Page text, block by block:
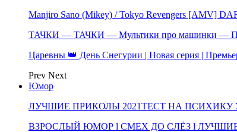
Manjiro Sano (Mikey) / Tokyo Revengers [AMV]
ТАЧКИ — ТАЧКИ — Мультики про машинки —
Царевны 👑 День Снегурии | Новая серия |
Prev Next
Юмор
ЛУЧШИЕ ПРИКОЛЫ 2021ТЕСТ НА ПСИХИКУ
ВЗРОСЛЫЙ ЮМОР l СМЕХ ДО СЛЁЗ l ЛУЧШИЕ